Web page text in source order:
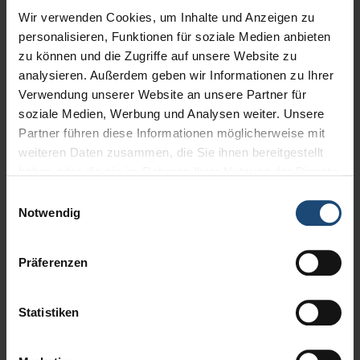
Wir verwenden Cookies, um Inhalte und Anzeigen zu
personalisieren, Funktionen für soziale Medien anbieten
zu können und die Zugriffe auf unsere Website zu
analysieren. Außerdem geben wir Informationen zu Ihrer
Verwendung unserer Website an unsere Partner für
soziale Medien, Werbung und Analysen weiter. Unsere
Partner führen diese Informationen möglicherweise mit
weiteren Daten zusammen, die Sie ihnen bereitgestellt
Notwendig
Präferenzen
Statistiken
Weiterlesen: FC Bayern Legenden Benefizspiel
LeuBe Zeltlogistik sieht
ROT...
Kündenwünsche stehen ganz oben.
LeuBe Zeltlogistik - Partner
des "Winterdorf Miltenberg"
Am 24. November öffnet das Winterdorf